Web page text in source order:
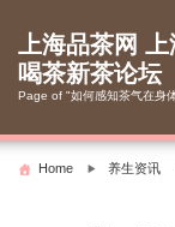
content
上海品茶网
喝茶新茶论坛
Page of "如何感知茶气在身
Home 养生资讯